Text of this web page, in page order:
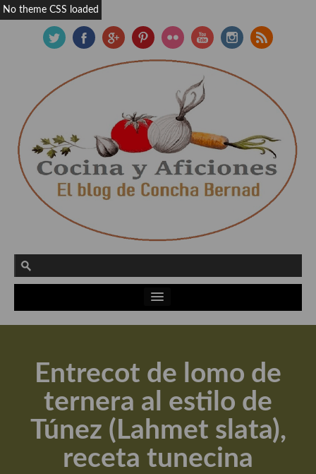
Actualidad y recomendaciones
Apuntes, estudios sobre temas interesantes e importantes
Aceite de Oliva Virgen Extra (AOVE)
Recetas maridadas con los mejores AOVES
Flores en la cocina recetas
Entrecot de lomo de
ternera al estilo de
Túnez (Lahmet slata),
receta tunecina
No theme CSS loaded